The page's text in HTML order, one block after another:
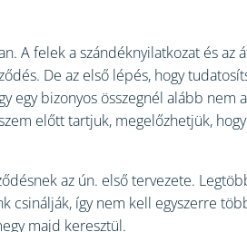
A felek a szándéknyilatkozat és
De az első lépés, hogy
bizonyos összegnél alább nem
előtt tartjuk, megelőzhetjük,
az ún. első tervezete.
csinálják, így nem kell egyszerre
majd keresztül.